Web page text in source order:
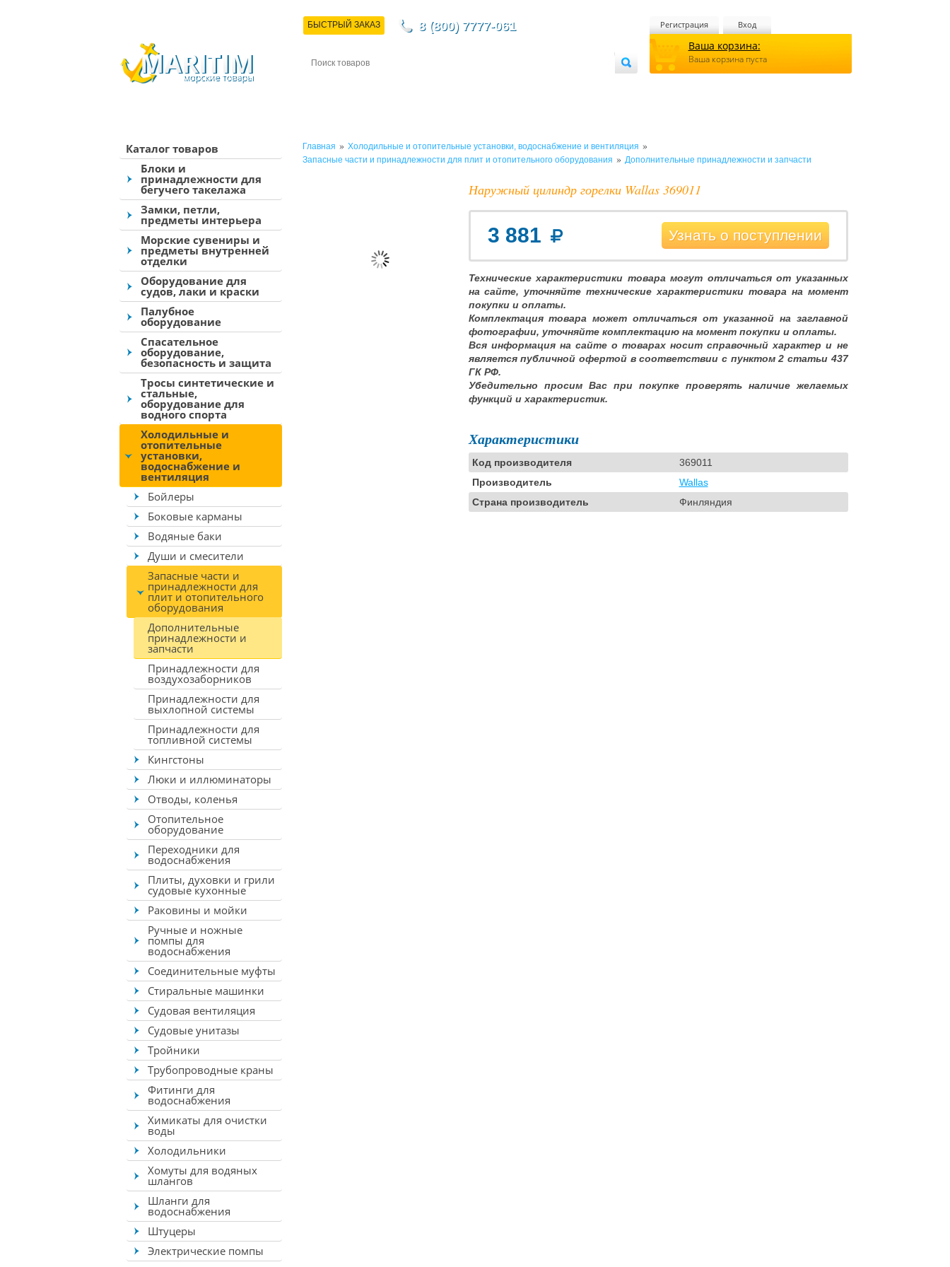
Регистрация Вход
Ваша корзина:
Ваша корзина пуста
БЫСТРЫЙ ЗАКАЗ 8 (800) 7777-061
Каталог товаров
Блоки и
принадлежности для
бегучего такелажа
Замки, петли,
предметы интерьера
Морские сувениры и
предметы внутренней
отделки
Оборудование для
судов, лаки и краски
Палубное
оборудование
Спасательное
оборудование,
безопасность и защита
Тросы синтетические и
стальные,
оборудование для
водного спорта
Холодильные и
отопительные
установки,
водоснабжение и
вентиляция
Бойлеры
Боковые карманы
Водяные баки
Души и смесители
Запасные части и
принадлежности для
плит и отопительного
оборудования
Дополнительные
принадлежности и
запчасти
Принадлежности для
воздухозаборников
Принадлежности для
выхлопной системы
Принадлежности для
топливной системы
Кингстоны
Люки и иллюминаторы
Отводы, коленья
Отопительное
оборудование
Переходники для
водоснабжения
Плиты, духовки и грили
судовые кухонные
Раковины и мойки
Ручные и ножные
помпы для
водоснабжения
Соединительные муфты
Стиральные машинки
Судовая вентиляция
Судовые унитазы
Тройники
Трубопроводные краны
Фитинги для
водоснабжения
Химикаты для очистки
воды
Холодильники
Хомуты для водяных
шлангов
Шланги для
водоснабжения
Штуцеры
Электрические помпы
Главная » Холодильные и отопительные установки, водоснабжение и вентиляция »
Запасные части и принадлежности для плит и отопительного оборудования » Дополнительные принадлежности и запчасти
Наружный цилиндр горелки Wallas 369011
3 881 Узнать о поступлении
Технические характеристики товара могут отличаться от указанных
на сайте, уточняйте технические характеристики товара на момент
покупки и оплаты.
Комплектация товара может отличаться от указанной на заглавной
фотографии, уточняйте комплектацию на момент покупки и оплаты.
Вся информация на сайте о товарах носит справочный характер и не
является публичной офертой в соответствии с пунктом 2 статьи 437
ГК РФ.
Убедительно просим Вас при покупке проверять наличие желаемых
функций и характеристик.
Характеристики
Код производителя
369011
Производитель
Wallas
Страна производитель
Финляндия